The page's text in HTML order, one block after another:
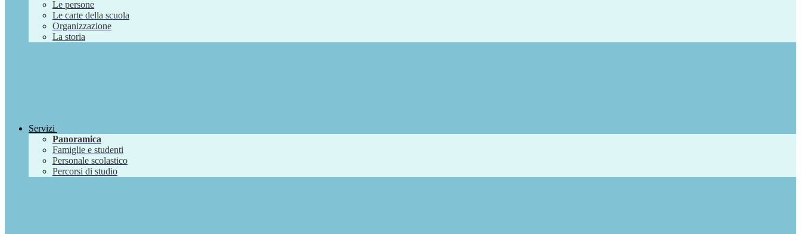
Le persone
Le carte della scuola
Organizzazione
La storia
Servizi
Panoramica
Famiglie e studenti
Personale scolastico
Percorsi di studio